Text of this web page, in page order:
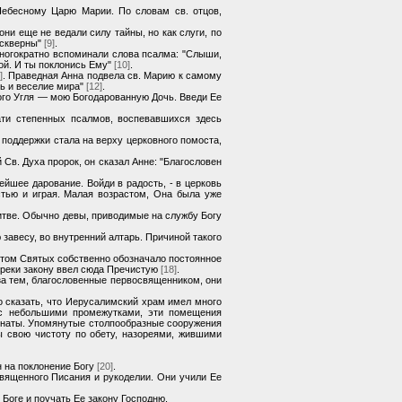
Царю Марии. По словам св. отцов,
еще не ведали силу тайны, но как слуги, по
[9]
вспоминали слова псалма: "Слыши,
И ты поклонись Ему" [10]
. Праведная Анна подвела св. Марию к самому
и веселие мира" [12]
Угля — мою Богодарованную Дочь. Введи Ее
степенных псалмов, воспевавшихся здесь
стала на верху церковного помоста,
Духа пророк, он сказал Анне: "Благословен
дарование. Войди в радость, - в церковь
и играя. Малая возрастом, Она была уже
Обычно девы, приводимые на службу Богу
во внутренний алтарь. Причиной такого
Святых собственно обозначало постоянное
закону ввел сюда Пречистую [18]
тем, благословенные первосвященником, они
что Иерусалимский храм имел много
промежутками, эти помещения
Упомянутые столпообразные сооружения
чистоту по обету, назореями, жившими
поклонение Богу [20]
Писания и рукоделии. Они учили Ее
и поучать Ее закону Господню.